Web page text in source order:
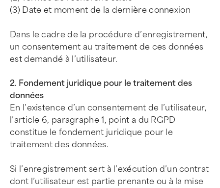
(3) Date et moment de la dernière connexion
Dans le cadre de la procédure d’enregistrement,
un consentement au traitement de ces données
est demandé à l’utilisateur.
2. Fondement juridique pour le traitement des
données
En l’existence d’un consentement de l’utilisateur,
l’article 6, paragraphe 1, point a du RGPD
constitue le fondement juridique pour le
traitement des données.
Si l’enregistrement sert à l’exécution d’un contrat
dont l’utilisateur est partie prenante ou à la mise